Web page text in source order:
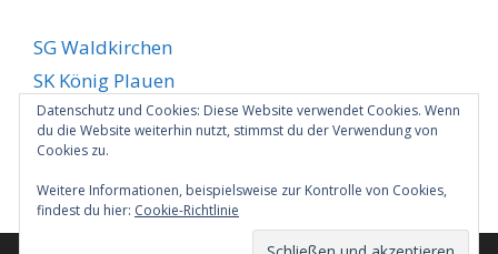
SG Waldkirchen
SK König Plauen
SV Klingenthal
SV Markneukirchen
VSC Plauen
Datenschutz und Cookies: Diese Website verwendet Cookies. Wenn
du die Website weiterhin nutzt, stimmst du der Verwendung von
Cookies zu.
Weitere Informationen, beispielsweise zur Kontrolle von Cookies,
findest du hier: Cookie-Richtlinie